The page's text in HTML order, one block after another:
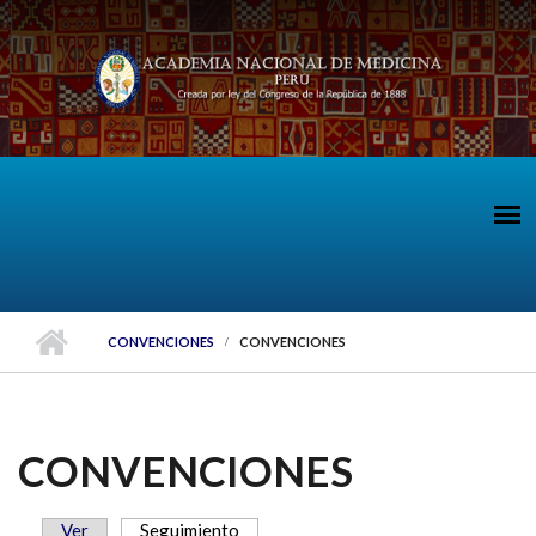
Pasar al contenido principal
CONVENCIONES CONVENCIONES
CONVENCIONES
Ver Seguimiento